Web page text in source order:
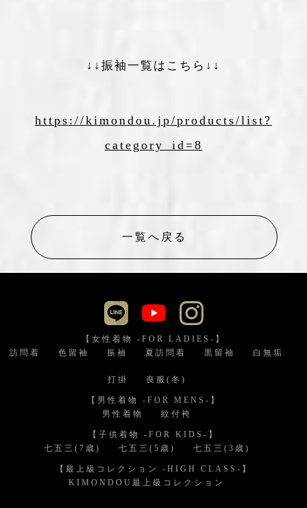
↓↓振袖一覧はこちら↓↓
https://kimondou.jp/products/list?
category_id=8
一覧へ戻る
【女性着物 -FOR LADIES-】
訪問着
色留袖 振袖 夏訪問着 黒留袖 白無垢
打掛 喪服(冬)
【男性着物 -FOR MENS-】
男性着物
紋付袴
【子供着物 -FOR KIDS-】
七五三(7歳)
七五三(5歳) 七五三(3歳)
【最上級コレクション -HIGH CLASS-】
KIMONDOU最上級コレクション